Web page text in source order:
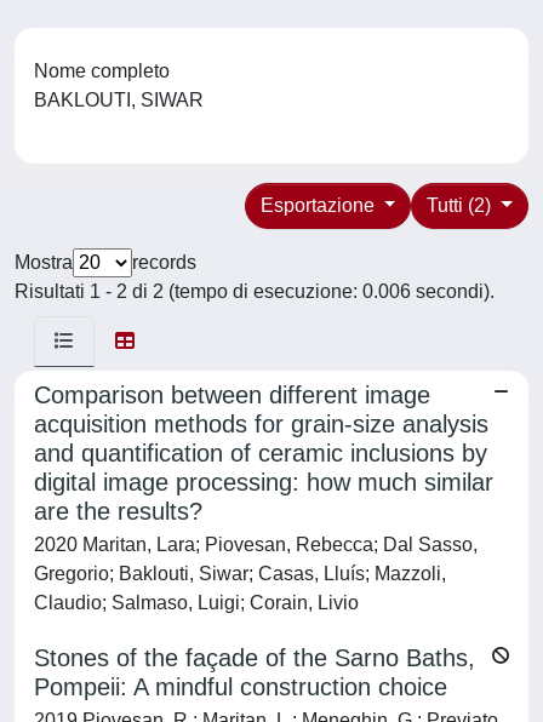
Nome completo
BAKLOUTI, SIWAR
Tutti (2)
Esportazione
Mostra
records
Risultati 1 - 2 di 2 (tempo di esecuzione: 0.006 secondi).
Comparison between different image
acquisition methods for grain-size analysis
and quantification of ceramic inclusions by
digital image processing: how much similar
are the results?
2020 Maritan, Lara; Piovesan, Rebecca; Dal Sasso,
Gregorio; Baklouti, Siwar; Casas, Lluís; Mazzoli,
Claudio; Salmaso, Luigi; Corain, Livio
Stones of the façade of the Sarno Baths,
Pompeii: A mindful construction choice